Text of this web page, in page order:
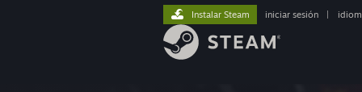
Instalar Steam iniciar sesión